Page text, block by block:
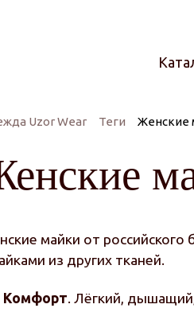
Uzor Wear Теги Женские
майки от российского
из других тканей.
Комфорт. Лёгкий,